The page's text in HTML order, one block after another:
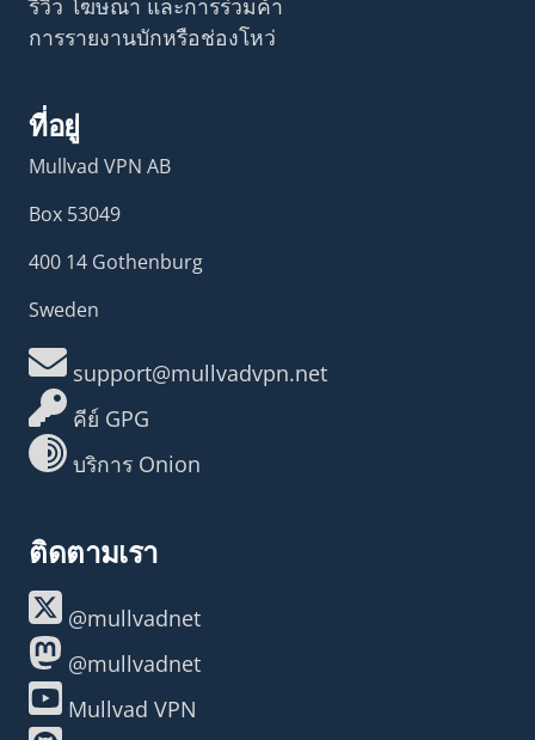
รีวิว โฆษณา และการร่วมค้า
การรายงานบักหรือช่องโหว่
ที่อยู่
Mullvad VPN AB
Box 53049
400 14 Gothenburg
Sweden
support@mullvadvpn.net
คีย์ GPG
บริการ Onion
ติดตามเรา
@mullvadnet
@mullvadnet
Mullvad VPN